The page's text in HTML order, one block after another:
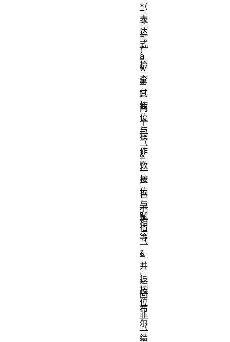
（
!
=
）
检
查
其
两
个
操
作
数
是
否
不
相
等
，
并
返
回
布
尔
结
*
表
达
式
a
w
ai
t
按
位
与
（
&
）
按
位
与
赋
值
（
&
=
）
按
位
非
（
~